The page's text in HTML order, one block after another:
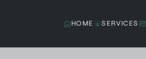
HOME SERVICES